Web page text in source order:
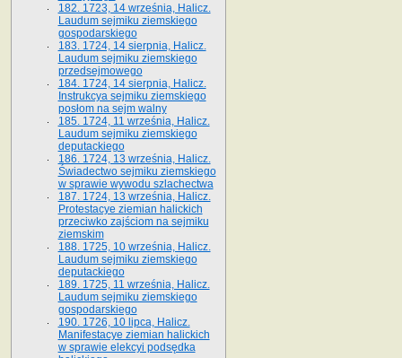
182. 1723, 14 września, Halicz.
Laudum sejmiku ziemskiego
gospodarskiego
183. 1724, 14 sierpnia, Halicz.
Laudum sejmiku ziemskiego
przedsejmowego
184. 1724, 14 sierpnia, Halicz.
Instrukcya sejmiku ziemskiego
posłom na sejm walny
185. 1724, 11 września, Halicz.
Laudum sejmiku ziemskiego
deputackiego
186. 1724, 13 września, Halicz.
Świadectwo sejmiku ziemskiego
w sprawie wywodu szlachectwa
187. 1724, 13 września, Halicz.
Protestacye ziemian halickich
przeciwko zajściom na sejmiku
ziemskim
188. 1725, 10 września, Halicz.
Laudum sejmiku ziemskiego
deputackiego
189. 1725, 11 września, Halicz.
Laudum sejmiku ziemskiego
gospodarskiego
190. 1726, 10 lipca, Halicz.
Manifestacye ziemian halickich
w sprawie elekcyi podsędka